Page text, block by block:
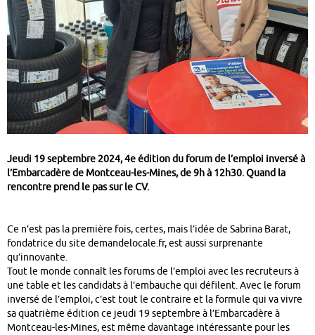
Jeudi 19 septembre 2024, 4e édition du forum de l’emploi inversé à
l’Embarcadère de Montceau-les-Mines, de 9h à 12h30. Quand la
rencontre prend le pas sur le CV.
Ce n’est pas la première fois, certes, mais l’idée de Sabrina Barat,
fondatrice du site demandelocale.fr, est aussi surprenante
qu’innovante.
Tout le monde connaît les forums de l’emploi avec les recruteurs à
une table et les candidats à l’embauche qui défilent. Avec le forum
inversé de l’emploi, c’est tout le contraire et la formule qui va vivre
sa quatrième édition ce jeudi 19 septembre à l’Embarcadère à
Montceau-les-Mines, est même davantage intéressante pour les